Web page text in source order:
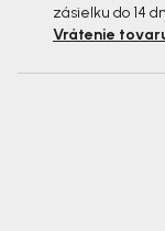
zásielku do 14
Vrátenie